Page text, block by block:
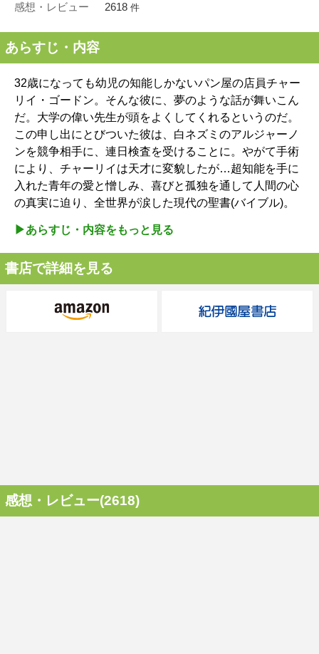
感想・レビュー 2618 件
あらすじ・内容
32歳になっても幼児の知能しかないパン屋の店員チャー
リイ・ゴードン。そんな彼に、夢のような話が舞いこん
だ。大学の偉い先生が頭をよくしてくれるというのだ。
この申し出にとびついた彼は、白ネズミのアルジャーノ
ンを競争相手に、連日検査を受けることに。やがて手術
により、チャーリイは天才に変貌したが…超知能を手に
入れた青年の愛と憎しみ、喜びと孤独を通して人間の心
の真実に迫り、全世界が涙した現代の聖書(バイブル)。
▶︎あらすじ・内容をもっと見る
書店で詳細を見る
感想・レビュー(2618)